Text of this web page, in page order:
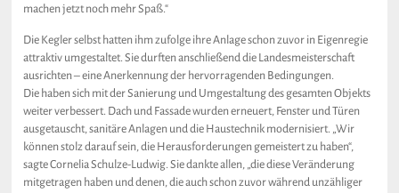
machen jetzt noch mehr Spaß.“
Die Kegler selbst hatten ihm zufolge ihre Anlage schon zuvor in Eigenregie
attraktiv umgestaltet. Sie durften anschließend die Landesmeisterschaft
ausrichten – eine Anerkennung der hervorragenden Bedingungen.
Die haben sich mit der Sanierung und Umgestaltung des gesamten Objekts
weiter verbessert. Dach und Fassade wurden erneuert, Fenster und Türen
ausgetauscht, sanitäre Anlagen und die Haustechnik modernisiert. „Wir
können stolz darauf sein, die Herausforderungen gemeistert zu haben“,
sagte Cornelia Schulze-Ludwig. Sie dankte allen, „die diese Veränderung
mitgetragen haben und denen, die auch schon zuvor während unzähliger